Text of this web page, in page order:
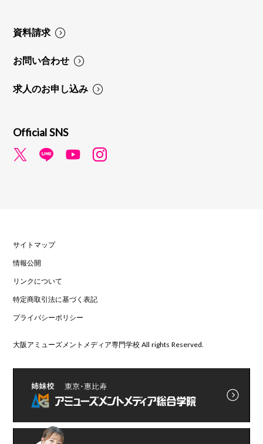
資料請求
お問い合わせ
求人のお申し込み
Official SNS
サイトマップ
情報公開
リンクについて
特定商取引法に基づく表記
プライバシーポリシー
大阪アミューズメントメディア専門学校 All rights Reserved.